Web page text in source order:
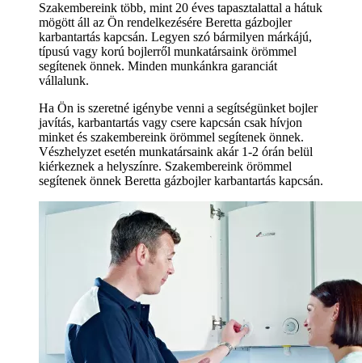
Szakembereink több, mint 20 éves tapasztalattal a hátuk
mögött áll az Ön rendelkezésére Beretta gázbojler
karbantartás kapcsán. Legyen szó bármilyen márkájú,
típusú vagy korú bojlerről munkatársaink örömmel
segítenek önnek. Minden munkánkra garanciát
vállalunk.
Ha Ön is szeretné igénybe venni a segítségünket bojler
javítás, karbantartás vagy csere kapcsán csak hívjon
minket és szakembereink örömmel segítenek önnek.
Vészhelyzet esetén munkatársaink akár 1-2 órán belül
kiérkeznek a helyszínre. Szakembereink örömmel
segítenek önnek Beretta gázbojler karbantartás kapcsán.